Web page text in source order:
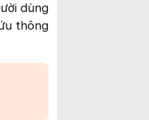
dùng
thông